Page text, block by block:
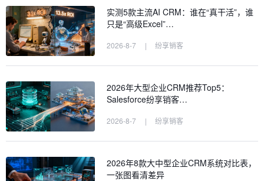
实测5款主流AI CRM：谁在“真干活”，谁
只是“高级Excel”…
2026-8-7 | 纷享销客
2026年大型企业CRM推荐Top5：
Salesforce纷享销客…
2026-8-7 | 纷享销客
2026年8款大中型企业CRM系统对比表，
一张图看清差异